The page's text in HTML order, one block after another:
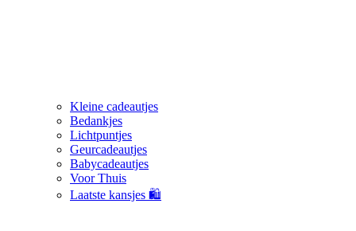
Kleine cadeautjes
Bedankjes
Lichtpuntjes
Geurcadeautjes
Babycadeautjes
Voor Thuis
Laatste kansjes 🛍️